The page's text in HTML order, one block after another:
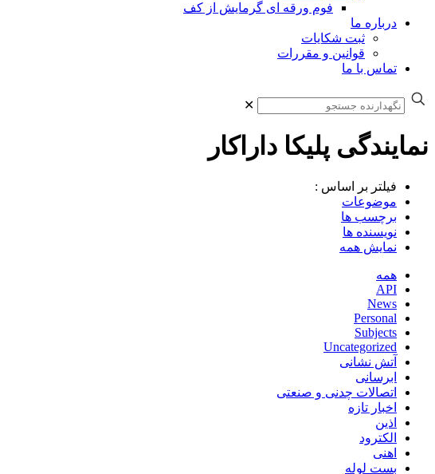
فوم ورقه ای گرمایش از کف
درباره ما
ثبت شکایات
قوانین و مقررات
تماس با ما
✕
نمایندگی پلیکا داراکار
فیلتر بر اساس :
موضوعات
برچسب ها
نویسنده ها
نمایش همه
همه
API
News
Personal
Subjects
Uncategorized
آتش نشانی
ابرسانی
اتصالات چدنی و صنعتی
اخبار تازه
اذین
الکترود
اهنی
بست لوله